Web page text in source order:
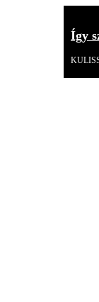
Így